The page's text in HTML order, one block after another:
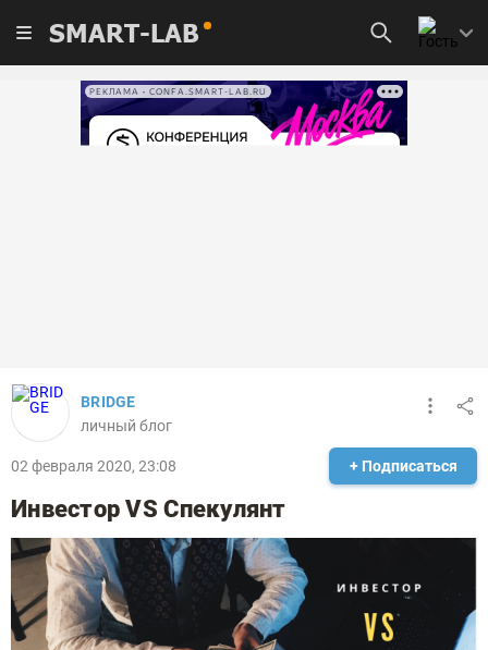
SMART-LAB
РЕКЛАМА • CONFA.SMART-LAB.RU
BRIDGE
личный блог
02 февраля 2020, 23:08 + Подписаться
Инвестор VS Спекулянт